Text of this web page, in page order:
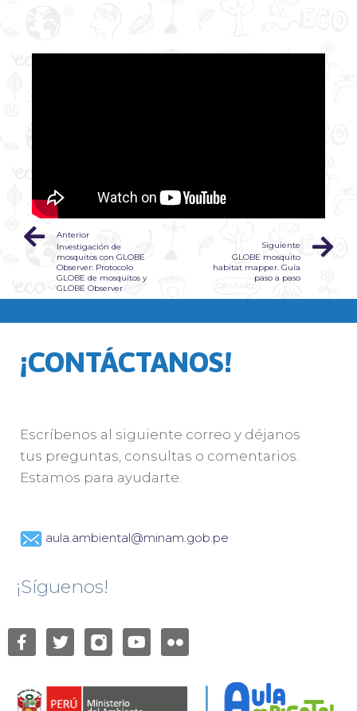
Anterior
Investigación de
mosquitos con GLOBE
Observer: Protocolo
GLOBE de mosquitos y
GLOBE Observer
Siguiente
GLOBE mosquito
habitat mapper. Guía
paso a paso
¡CONTÁCTANOS!
Escríbenos al siguiente correo y déjanos
tus preguntas, consultas o comentarios.
Estamos para ayudarte.
aula.ambiental@minam.gob.pe
¡Síguenos!